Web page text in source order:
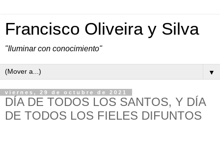
Francisco Oliveira y Silva
"Iluminar con conocimiento"
▼
viernes, 29 de octubre de 2021
DÍA DE TODOS LOS SANTOS, Y DÍA
DE TODOS LOS FIELES DIFUNTOS